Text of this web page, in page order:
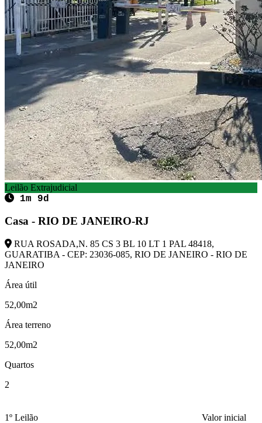
Leilão Extrajudicial
1m 9d
Casa - RIO DE JANEIRO-RJ
RUA ROSADA,N. 85 CS 3 BL 10 LT 1 PAL 48418,
GUARATIBA - CEP: 23036-085, RIO DE JANEIRO - RIO DE
JANEIRO
Área útil
52,00m2
Área terreno
52,00m2
Quartos
2
1º Leilão
Valor inicial